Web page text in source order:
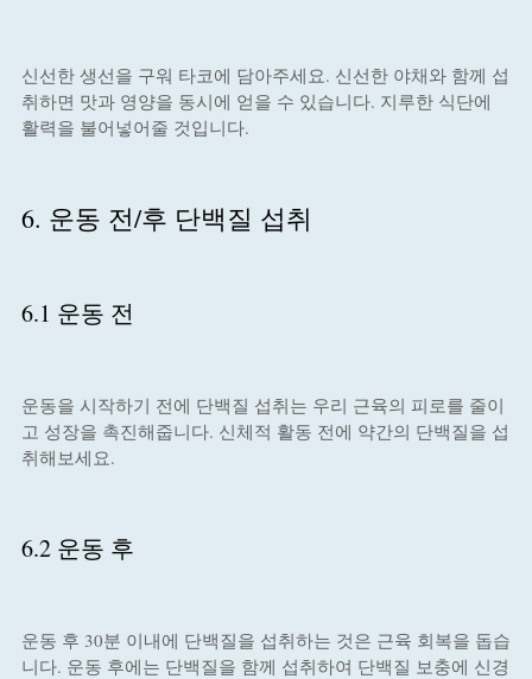
신선한 생선을 구워 타코에 담아주세요. 신선한 야채와 함께 섭
취하면 맛과 영양을 동시에 얻을 수 있습니다. 지루한 식단에
활력을 불어넣어줄 것입니다.
6. 운동 전/후 단백질 섭취
6.1 운동 전
운동을 시작하기 전에 단백질 섭취는 우리 근육의 피로를 줄이
고 성장을 촉진해줍니다. 신체적 활동 전에 약간의 단백질을 섭
취해보세요.
6.2 운동 후
운동 후 30분 이내에 단백질을 섭취하는 것은 근육 회복을 돕습
니다. 운동 후에는 단백질을 함께 섭취하여 단백질 보충에 신경